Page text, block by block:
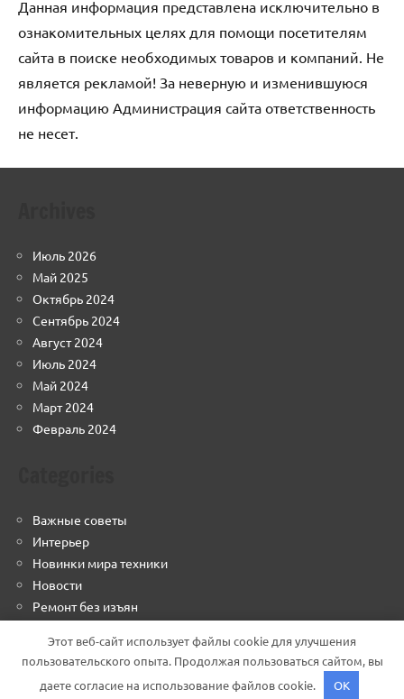
Данная информация представлена исключительно в
ознакомительных целях для помощи посетителям
сайта в поиске необходимых товаров и компаний. Не
является рекламой! За неверную и изменившуюся
информацию Администрация сайта ответственность
не несет.
Июль 2026
Май 2025
Октябрь 2024
Сентябрь 2024
Август 2024
Июль 2024
Май 2024
Март 2024
Февраль 2024
Важные советы
Интерьер
Новинки мира техники
Новости
Ремонт без изъян
Финансовый навигатор
Тема WordPress: Dynamico от ThemeZee.
Этот веб-сайт использует файлы cookie для улучшения
пользовательского опыта. Продолжая пользоваться сайтом, вы
даете согласие на использование файлов cookie.
OK